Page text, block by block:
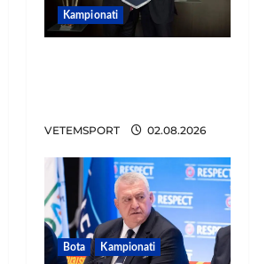
Kampionati
VETEMSPORT 02.08.2026
Bota Kampionati